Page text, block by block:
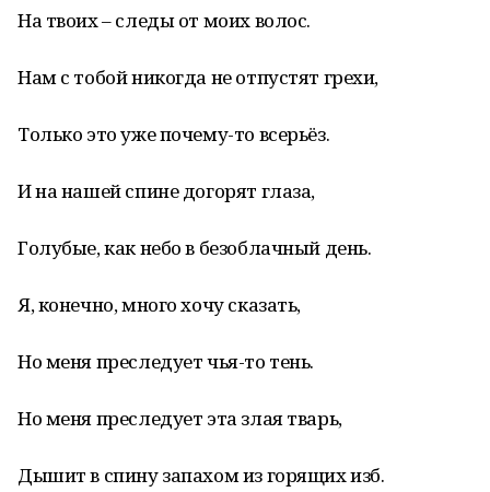
На твоих – следы от моих волос.
Нам с тобой никогда не отпустят грехи,
Только это уже почему-то всерьёз.
И на нашей спине догорят глаза,
Голубые, как небо в безоблачный день.
Я, конечно, много хочу сказать,
Но меня преследует чья-то тень.
Но меня преследует эта злая тварь,
Дышит в спину запахом из горящих изб.